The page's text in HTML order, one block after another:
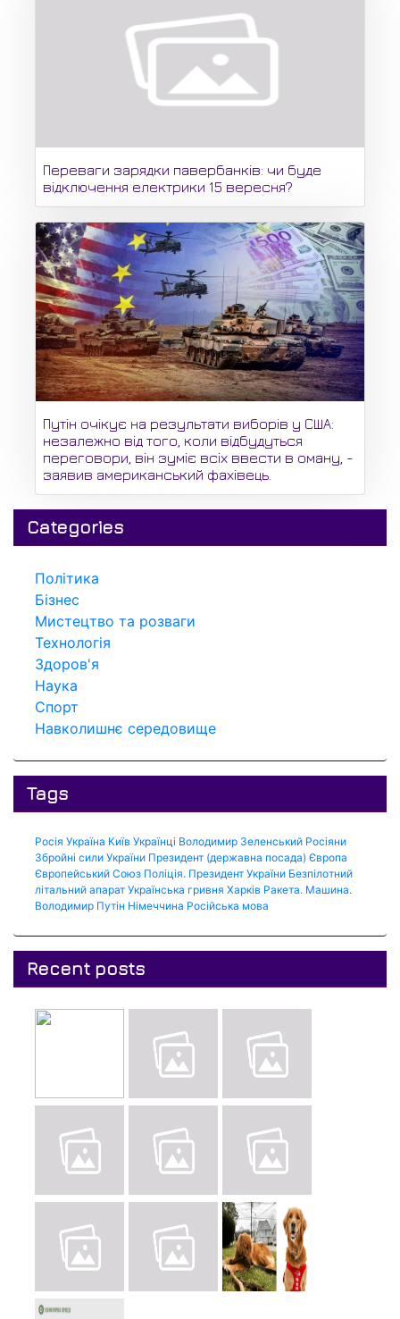
Переваги зарядки павербанків: чи буде
відключення електрики 15 вересня?
Путін очікує на результати виборів у США:
незалежно від того, коли відбудуться
переговори, він зуміє всіх ввести в оману, -
заявив американський фахівець.
Categories
Політика
Бізнес
Мистецтво та розваги
Технологія
Здоров'я
Наука
Спорт
Навколишнє середовище
Tags
Росія Україна Київ Українці Володимир Зеленський Росіяни
Збройні сили України Президент (державна посада) Європа
Європейський Союз Поліція. Президент України Безпілотний
літальний апарат Українська гривня Харків Ракета. Машина.
Володимир Путін Німеччина Російська мова
Recent posts